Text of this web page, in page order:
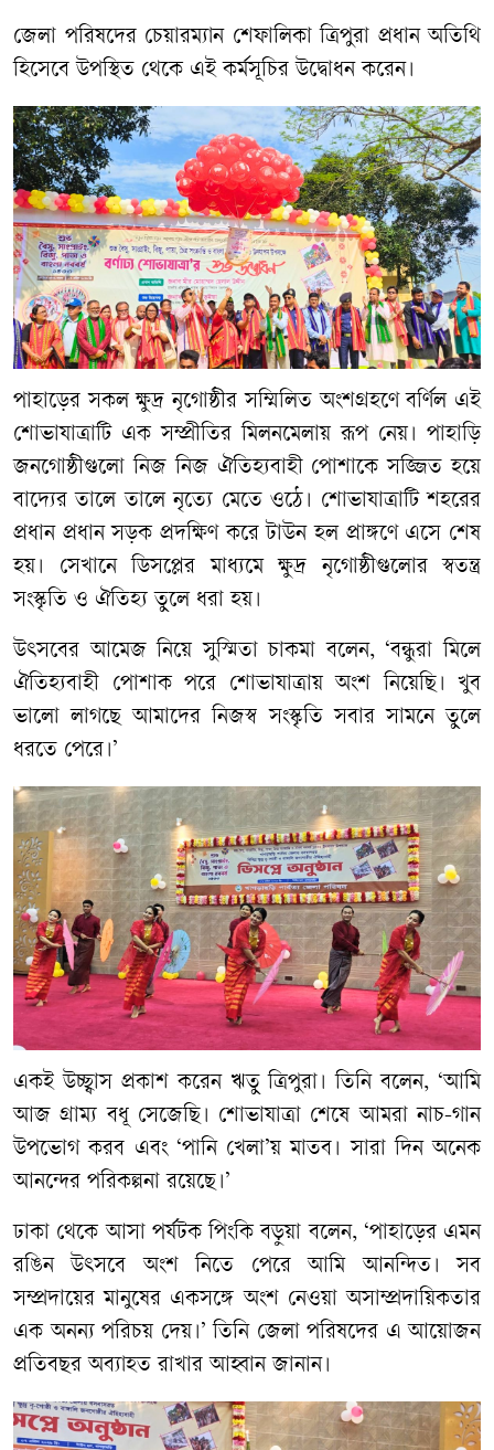
জেলা পরিষদের চেয়ারম্যান শেফালিকা ত্রিপুরা প্রধান অতিথি
হিসেবে উপস্থিত থেকে এই কর্মসূচির উদ্বোধন করেন।
পাহাড়ের সকল ক্ষুদ্র নৃগোষ্ঠীর সম্মিলিত অংশগ্রহণে বর্ণিল এই
শোভাযাত্রাটি এক সম্প্রীতির মিলনমেলায় রূপ নেয়। পাহাড়ি
জনগোষ্ঠীগুলো নিজ নিজ ঐতিহ্যবাহী পোশাকে সজ্জিত হয়ে
বাদ্যের তালে তালে নৃত্যে মেতে ওঠে। শোভাযাত্রাটি শহরের
প্রধান প্রধান সড়ক প্রদক্ষিণ করে টাউন হল প্রাঙ্গণে এসে শেষ
হয়। সেখানে ডিসপ্লের মাধ্যমে ক্ষুদ্র নৃগোষ্ঠীগুলোর স্বতন্ত্র
সংস্কৃতি ও ঐতিহ্য তুলে ধরা হয়।
উৎসবের আমেজ নিয়ে সুস্মিতা চাকমা বলেন, ‘বন্ধুরা মিলে
ঐতিহ্যবাহী পোশাক পরে শোভাযাত্রায় অংশ নিয়েছি। খুব
ভালো লাগছে আমাদের নিজস্ব সংস্কৃতি সবার সামনে তুলে
ধরতে পেরে।’
একই উচ্ছ্বাস প্রকাশ করেন ঋতু ত্রিপুরা। তিনি বলেন, ‘আমি
আজ গ্রাম্য বধূ সেজেছি। শোভাযাত্রা শেষে আমরা নাচ-গান
উপভোগ করব এবং ‘পানি খেলা’য় মাতব। সারা দিন অনেক
আনন্দের পরিকল্পনা রয়েছে।’
ঢাকা থেকে আসা পর্যটক পিংকি বড়ুয়া বলেন, ‘পাহাড়ের এমন
রঙিন উৎসবে অংশ নিতে পেরে আমি আনন্দিত। সব
সম্প্রদায়ের মানুষের একসঙ্গে অংশ নেওয়া অসাম্প্রদায়িকতার
এক অনন্য পরিচয় দেয়।’তিনি জেলা পরিষদের এ আয়োজন
প্রতিবছর অব্যাহত রাখার আহ্বান জানান।